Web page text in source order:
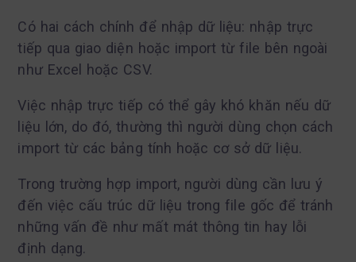
Có hai cách chính để nhập dữ liệu: nhập trực
tiếp qua giao diện hoặc import từ file bên ngoài
như Excel hoặc CSV.
Việc nhập trực tiếp có thể gây khó khăn nếu dữ
liệu lớn, do đó, thường thì người dùng chọn cách
import từ các bảng tính hoặc cơ sở dữ liệu.
Trong trường hợp import, người dùng cần lưu ý
đến việc cấu trúc dữ liệu trong file gốc để tránh
những vấn đề như mất mát thông tin hay lỗi
định dạng.